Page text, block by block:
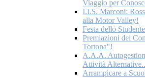
Viaggio per
I.I.S. Marconi:
alla Motor Valley!
Festa dello
Premiazioni dei
Tortona"!
A.A.A.
Attività
Arrampicare a